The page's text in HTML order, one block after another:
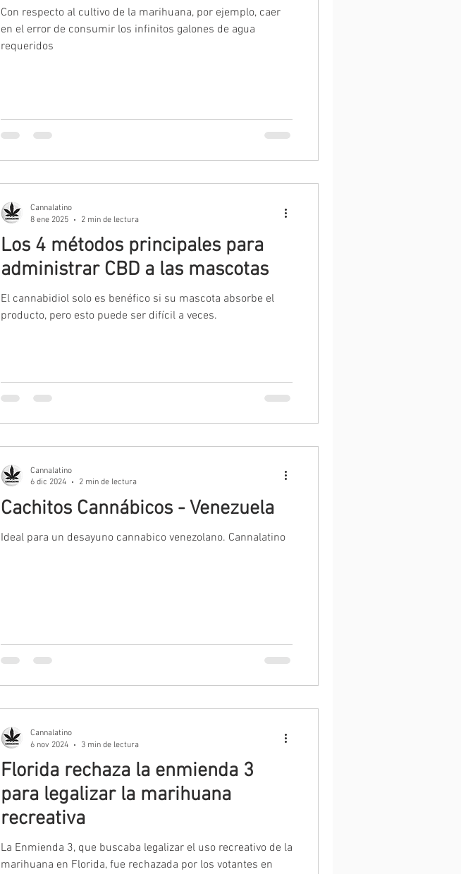
Con respecto al cultivo de la marihuana, por ejemplo, caer
en el error de consumir los infinitos galones de agua
requeridos
Los 4 métodos principales para
administrar CBD a las mascotas
El cannabidiol solo es benéfico si su mascota absorbe el
producto, pero esto puede ser difícil a veces.
Cannalatino
8 ene 2025
2 min de lectura
Cachitos Cannábicos - Venezuela
Ideal para un desayuno cannabico venezolano. Cannalatino
Cannalatino
6 dic 2024
2 min de lectura
Florida rechaza la enmienda 3
para legalizar la marihuana
recreativa
La Enmienda 3, que buscaba legalizar el uso recreativo de la
marihuana en Florida, fue rechazada por los votantes en
Cannalatino
6 nov 2024
3 min de lectura